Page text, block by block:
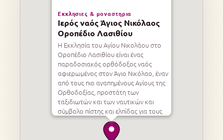
Εκκλησιες & μοναστηρια
Ιερός ναός Άγιος Νικόλαος
Οροπέδιο Λασιθίου
Η Εκκλησία του Αγίου Νικολάου στο
Οροπέδιο Λασιθίου είναι ένας
παραδοσιακός ορθόδοξος ναός
αφιερωμένος στον Άγιο Νικόλαο, έναν
από τους πιο αγαπημένους Αγίους της
Ορθοδοξίας, προστάτη των
ταξιδιωτών και των ναυτικών και
σύμβολο πίστης και ελπίδας για τους